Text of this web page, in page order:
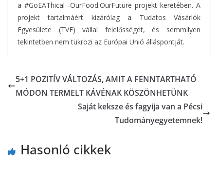
a #GoEAThical -OurFood.OurFuture projekt keretében. A
projekt tartalmáért kizárólag a Tudatos Vásárlók
Egyesülete (TVE) vállal felelősséget, és semmilyen
tekintetben nem tükrözi az Európai Unió álláspontját.
5+1 POZITÍV VÁLTOZÁS, AMIT A FENNTARTHATÓ
MÓDON TERMELT KÁVÉNAK KÖSZÖNHETÜNK
Saját keksze és fagyija van a Pécsi
Tudományegyetemnek!
Hasonló cikkek